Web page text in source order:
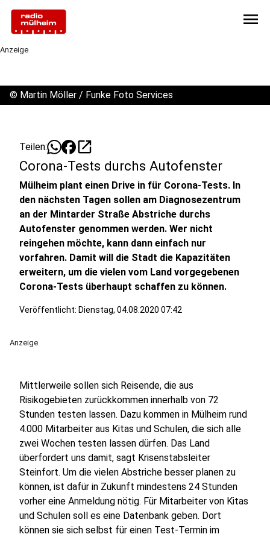
menu
Anzeige
© Martin Möller / Funke Foto Services
Teilen: open_in_new
Corona-Tests durchs Autofenster
Mülheim plant einen Drive in für Corona-Tests. In
den nächsten Tagen sollen am Diagnosezentrum
an der Mintarder Straße Abstriche durchs
Autofenster genommen werden. Wer nicht
reingehen möchte, kann dann einfach nur
vorfahren. Damit will die Stadt die Kapazitäten
erweitern, um die vielen vom Land vorgegebenen
Corona-Tests überhaupt schaffen zu können.
Veröffentlicht: Dienstag, 04.08.2020 07:42
Anzeige
Mittlerweile sollen sich Reisende, die aus
Risikogebieten zurückkommen innerhalb von 72
Stunden testen lassen. Dazu kommen in Mülheim rund
4.000 Mitarbeiter aus Kitas und Schulen, die sich alle
zwei Wochen testen lassen dürfen. Das Land
überfordert uns damit, sagt Krisenstabsleiter
Steinfort. Um die vielen Abstriche besser planen zu
können, ist dafür in Zukunft mindestens 24 Stunden
vorher eine Anmeldung nötig. Für Mitarbeiter von Kitas
und Schulen soll es eine Datenbank geben. Dort
können sie sich selbst für einen Test-Termin im